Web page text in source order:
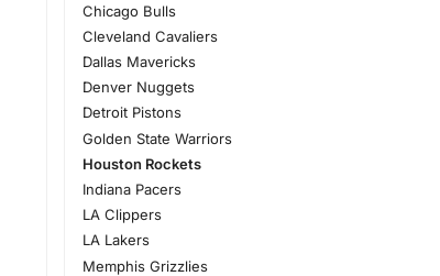
Chicago Bulls
Cleveland Cavaliers
Dallas Mavericks
Denver Nuggets
Detroit Pistons
Golden State Warriors
Houston Rockets
Indiana Pacers
LA Clippers
LA Lakers
Memphis Grizzlies